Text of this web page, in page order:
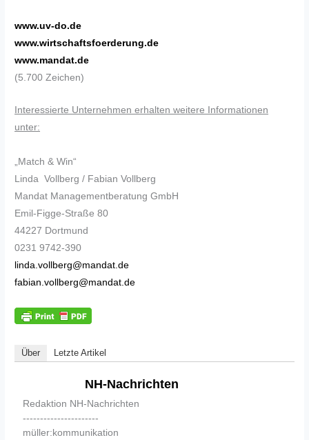
www.uv-do.de
www.wirtschaftsfoerderung.de
www.mandat.de
(5.700 Zeichen)
Interessierte Unternehmen erhalten weitere Informationen
unter:
„Match & Win“
Linda Vollberg / Fabian Vollberg
Mandat Managementberatung GmbH
Emil-Figge-Straße 80
44227 Dortmund
0231 9742-390
linda.vollberg@mandat.de
fabian.vollberg@mandat.de
Über Letzte Artikel
NH-Nachrichten
Redaktion NH-Nachrichten
----------------------
müller:kommunikation